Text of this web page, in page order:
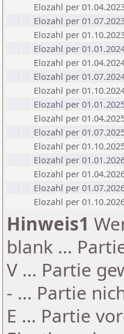
Elozahl per
Elozahl per
Elozahl per
Elozahl per
Elozahl per
Elozahl per
Elozahl per
Elozahl per
Elozahl per
Elozahl per
Elozahl per
Elozahl per
Elozahl per
Elozahl per
Elozahl per
Hinweis1
blank ...
V ... Partie
- ... Partie
E ... Partie